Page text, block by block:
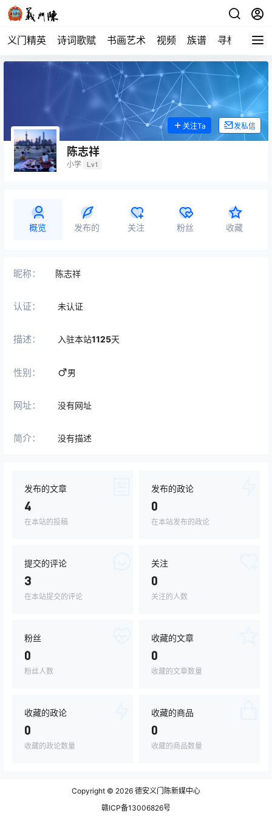
义门精英 诗词歌赋 书画艺术 视频 族谱 寻根
陈志祥
小学 Lv1
关注Ta 发私信
概览 发布的 关注 粉丝 收藏
昵称： 陈志祥
认证： 未认证
描述： 入驻本站1125天
性别： 男
网址： 没有网址
简介： 没有描述
发布的文章
4
在本站的投稿
发布的政论
0
在本站发布的政论
提交的评论
3
在本站提交的评论
关注
0
关注的人数
粉丝
0
粉丝人数
收藏的文章
0
收藏的文章数量
收藏的政论
0
收藏的政论数量
收藏的商品
0
收藏的商品数量
Copyright © 2026 德安义门陈新媒中心
赣ICP备13006826号